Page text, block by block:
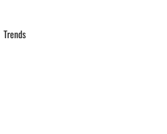
Trends